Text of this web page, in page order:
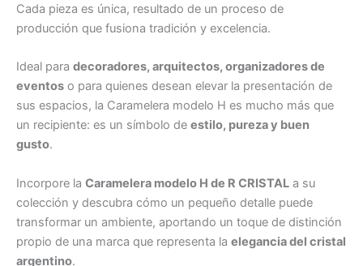
Cada pieza es única, resultado de un proceso de
producción que fusiona tradición y excelencia.
Ideal para decoradores, arquitectos, organizadores de
eventos o para quienes desean elevar la presentación de
sus espacios, la Caramelera modelo H es mucho más que
un recipiente: es un símbolo de estilo, pureza y buen
gusto.
Incorpore la Caramelera modelo H de R CRISTAL a su
colección y descubra cómo un pequeño detalle puede
transformar un ambiente, aportando un toque de distinción
propio de una marca que representa la elegancia del cristal
argentino.